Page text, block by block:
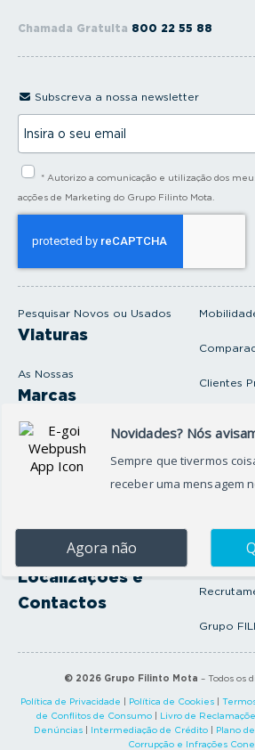
Chamada Gratuita 800 22 55 88
Pesquisar Novos ou Usados
Viaturas
As Nossas
Marcas
Produtos e serviços
Oficina
Onde Estamos
Localizações e
Contactos
Clientes
Seguros
Artigos e
Grupo
Subscreva a nossa newsletter
s
l
* Autorizo a comunicação e utilização dos
acções de Marketing do Grupo Filinto Mota.
© 2026Grupo Filinto Mota – Todos os
Política de Privacidade | Política de Cookies|
de Conflitos de Consumo| Livro de
Denúncias| Intermediação de Crédito| Plano
Corrupção e Infrações